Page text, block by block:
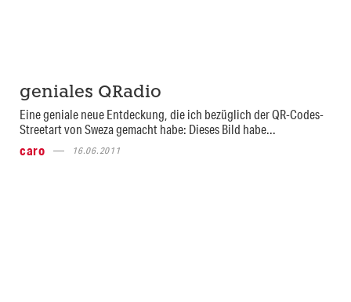
geniales QRadio
Eine geniale neue Entdeckung, die ich bezüglich der QR-Codes-
Streetart von Sweza gemacht habe: Dieses Bild habe...
caro
16.06.2011